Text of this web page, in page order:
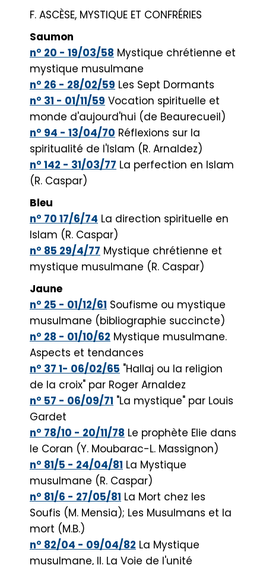
F. ASCÈSE, MYSTIQUE ET CONFRÉRIES
Saumon
n° 20 - 19/03/58 Mystique chrétienne et
mystique musulmane
n° 26 - 28/02/59 Les Sept Dormants
n° 31 - 01/11/59 Vocation spirituelle et
monde d'aujourd'hui (de Beaurecueil)
n° 94 - 13/04/70 Réflexions sur la
spiritualité de l'Islam (R. Arnaldez)
n° 142 - 31/03/77 La perfection en Islam
(R. Caspar)
Bleu
n° 70 17/6/74 La direction spirituelle en
Islam (R. Caspar)
n° 85 29/4/77 Mystique chrétienne et
mystique musulmane (R. Caspar)
Jaune
n° 25 - 01/12/61 Soufisme ou mystique
musulmane (bibliographie succincte)
n° 28 - 01/10/62 Mystique musulmane.
Aspects et tendances
n° 37 1- 06/02/65 "Hallaj ou la religion
de la croix" par Roger Arnaldez
n° 57 - 06/09/71 "La mystique" par Louis
Gardet
n° 78/10 - 20/11/78 Le prophète Elie dans
le Coran (Y. Moubarac-L. Massignon)
n° 81/5 - 24/04/81 La Mystique
musulmane (R. Caspar)
n° 81/6 - 27/05/81 La Mort chez les
Soufis (M. Mensia); Les Musulmans et la
mort (M.B.)
n° 82/04 - 09/04/82 La Mystique
musulmane, II. La Voie de l'unité